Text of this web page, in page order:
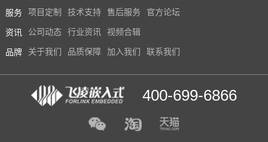
服务 项目定制 技术支持 售后服务 官方论坛
资讯 公司动态 行业资讯 视频合辑
品牌 关于我们 品质保障 加入我们 联系我们
400-699-6866